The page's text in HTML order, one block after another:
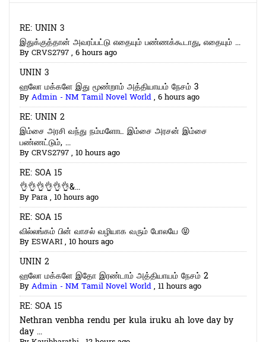
RE: UNIN 3
இதுக்குத்தான் அவரப்பட்டு எதையும் பண்ணக்கூடாது, எதையும் ...
ByCRVS2797, 6 hours ago
UNIN 3
ஹலோ மக்களே இது மூண்றாம் அத்தியாயம் நேசம் 3
ByAdmin - NM Tamil Novel World, 6 hours ago
RE: UNIN 2
இம்சை அரசி வந்து நம்மளோட இம்சை அரசன் இம்சை
பண்ணட்டும், ...
ByCRVS2797, 10 hours ago
RE: SOA 15
👌👌👌👌👌👌&...
ByPara, 10 hours ago
RE: SOA 15
வில்லங்கம் பின் வாசல் வழியாக வரும் போலயே 😝
ByESWARI, 10 hours ago
UNIN 2
ஹலோ மக்களே இதோ இரண்டாம் அத்தியாயம் நேசம் 2
ByAdmin - NM Tamil Novel World, 11 hours ago
RE: SOA 15
Nethran venbha rendu per kula iruku ah love day by
day ...